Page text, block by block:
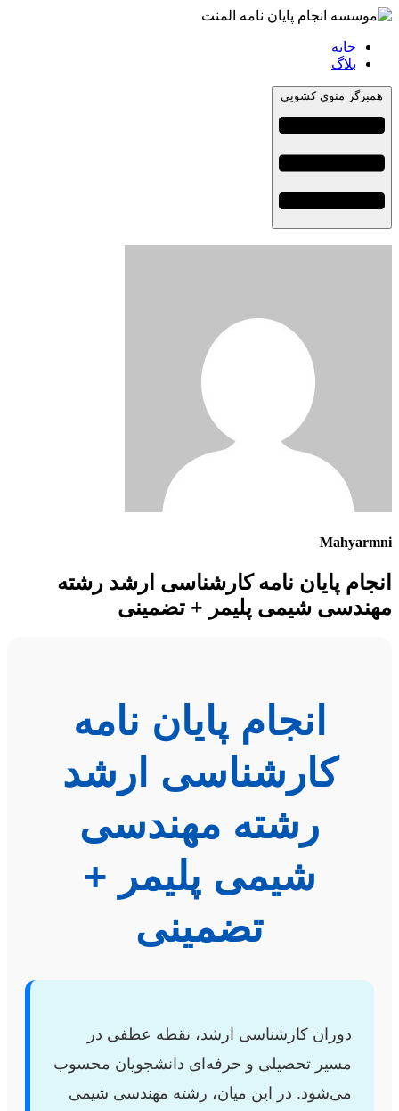
خانه
بلاگ
همبرگر منوی کشویی
Mahyarmni
انجام پایان نامه کارشناسی ارشد رشته
مهندسی شیمی پلیمر + تضمینی
انجام پایان نامه
کارشناسی ارشد
رشته مهندسی
شیمی پلیمر +
تضمینی
دوران کارشناسی ارشد، نقطه عطفی در
مسیر تحصیلی و حرفه‌ای دانشجویان محسوب
می‌شود. در این میان، رشته مهندسی شیمی